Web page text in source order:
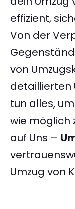
effizient,
Von der
von
detaillierten
tun alles,
wie möglich
auf Uns –
Umzug von